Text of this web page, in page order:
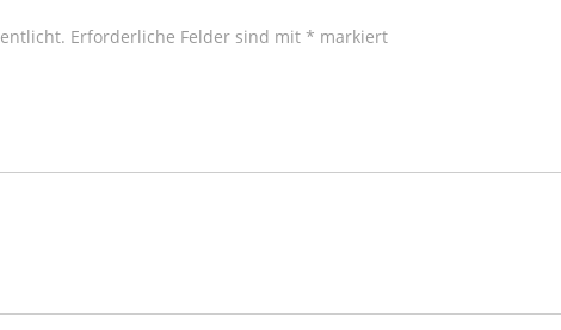
Erforderliche Felder sind mit * markiert